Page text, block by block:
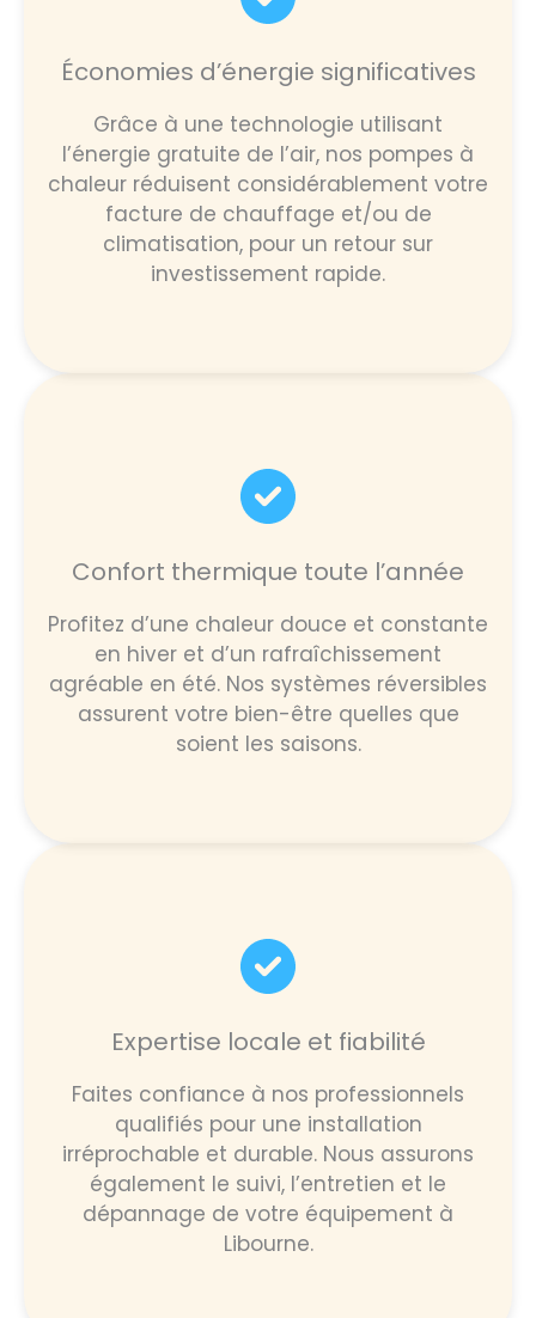
Économies d’énergie significatives
Grâce à une technologie utilisant
l’énergie gratuite de l’air, nos pompes à
chaleur réduisent considérablement votre
facture de chauffage et/ou de
climatisation, pour un retour sur
investissement rapide.
Confort thermique toute l’année
Profitez d’une chaleur douce et constante
en hiver et d’un rafraîchissement
agréable en été. Nos systèmes réversibles
assurent votre bien-être quelles que
soient les saisons.
Expertise locale et fiabilité
Faites confiance à nos professionnels
qualifiés pour une installation
irréprochable et durable. Nous assurons
également le suivi, l’entretien et le
dépannage de votre équipement à
Libourne.